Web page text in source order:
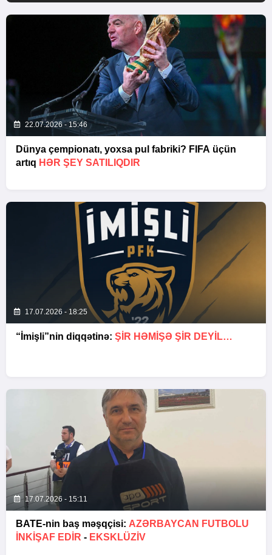
22.07.2026 - 15:46
Dünya çempionatı, yoxsa pul fabriki? FIFA üçün
artıq HƏR ŞEY SATILIQDIR
17.07.2026 - 18:25
“İmişli”nin diqqətinə: ŞIR HƏMIŞƏ ŞIR DEYIL…
17.07.2026 - 15:11
BATE-nin baş məşqçisi: AZƏRBAYCAN FUTBOLU
INKIŞAF EDIR - EKSKLÜZİV